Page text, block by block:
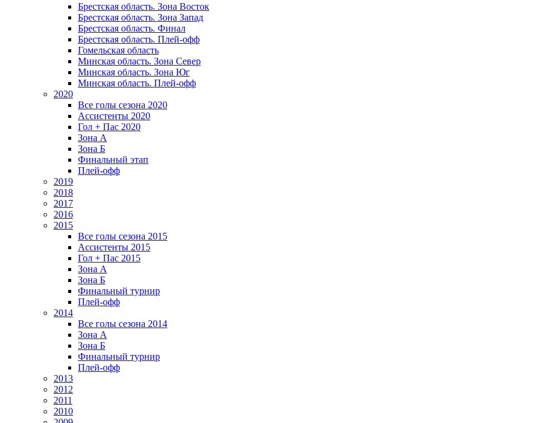
Брестская область. Зона Восток
Брестская область. Зона Запад
Брестская область. Финал
Брестская область. Плей-офф
Гомельская область
Минская область. Зона Север
Минская область. Зона Юг
Минская область. Плей-офф
2020
Все голы сезона 2020
Ассистенты 2020
Гол + Пас 2020
Зона А
Зона Б
Финальный этап
Плей-офф
2019
2018
2017
2016
2015
Все голы сезона 2015
Ассистенты 2015
Гол + Пас 2015
Зона А
Зона Б
Финальный турнир
Плей-офф
2014
Все голы сезона 2014
Зона А
Зона Б
Финальный турнир
Плей-офф
2013
2012
2011
2010